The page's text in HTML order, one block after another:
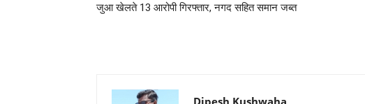
जुआ खेलते 13 आरोपी गिरफ्तार, नगद सहित समान जब्त